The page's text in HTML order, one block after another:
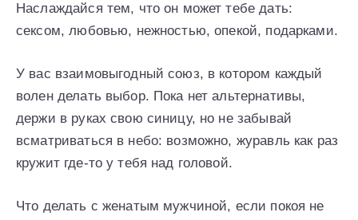
Наслаждайся тем, что он может тебе дать:
сексом, любовью, нежностью, опекой, подарками.
У вас взаимовыгодный союз, в котором каждый
волен делать выбор. Пока нет альтернативы,
держи в руках свою синицу, но не забывай
всматриваться в небо: возможно, журавль как раз
кружит где-то у тебя над головой.
Что делать с женатым мужчиной, если покоя не